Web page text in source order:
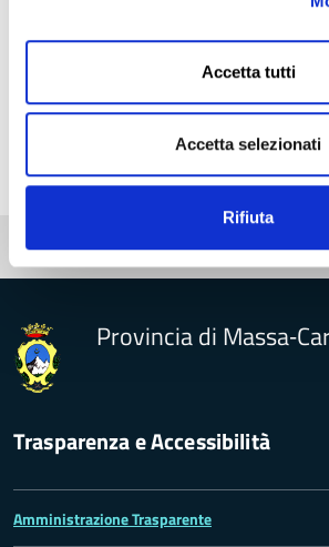
Accetta tutti
Accetta selezionati
Rifiuta
Pubblicato: 06 settembre 2023
Provincia di
Trasparenza e Accessibilità
Amministrazione Trasparente